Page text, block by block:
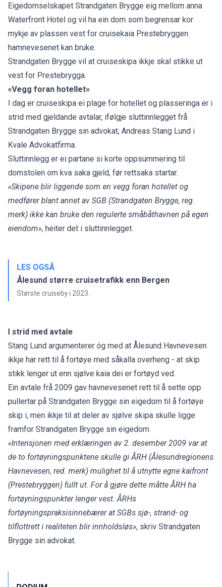
Eigedomselskapet Strandgaten Brygge eig mellom anna
Waterfront Hotel og vil ha ein dom som begrensar kor
mykje av plassen vest for cruisekaia Prestebryggen
hamnevesenet kan bruke.
Strandgaten Brygge vil at cruiseskipa ikkje skal stikke ut
vest for Prestebrygga.
«Vegg foran hotellet»
I dag er cruiseskipa ei plage for hotellet og plasseringa er i
strid med gjeldande avtalar, ifølgje sluttinnlegget frå
Strandgaten Brygge sin advokat, Andreas Stang Lund i
Kvale Advokatfirma.
Sluttinnlegg er ei partane si korte oppsummering til
domstolen om kva saka gjeld, før rettsaka startar.
«Skipene blir liggende som en vegg foran hotellet og
medfører blant annet av SGB (Strandgaten Brygge, reg.
merk) ikke kan bruke den regulerte småbåthavnen på egen
eiendom», heiter det i sluttinnlegget.
LES OGSÅ
Ålesund større cruisetrafikk enn Bergen
Største cruiseby i 2023.
I strid med avtale
Stang Lund argumenterer óg med at Ålesund Havnevesen
ikkje har rett til å fortøye med såkalla overheng - at skip
stikk lenger ut enn sjølve kaia dei er fortøyd ved.
Ein avtale frå 2009 gav havnevesenet rett til å sette opp
pullertar på Strandgaten Brygge sin eigedom til å fortøye
skip i, men ikkje til at deler av sjølve skipa skulle ligge
framfor Strandgaten Brygge sin eigedom.
«Intensjonen med erklæringen av 2. desember 2009 var at
de to fortøyningspunktene skulle gi ÅRH (Ålesundregionens
Havnevesen, red. merk) mulighet til å utnytte egne kaifront
(Prestebryggen) fullt ut. For å gjøre dette måtte ÅRH ha
fortøyningspunkter lenger vest. ÅRHs
fortøyningspraksisinnebærer at SGBs sjø-, strand- og
tilflottrett i realiteten blir innholdsløs», skriv Strandgaten
Brygge sin advokat.